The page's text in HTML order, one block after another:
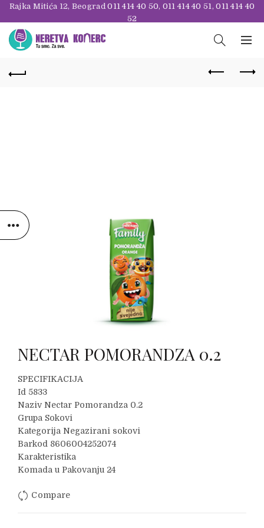
Rajka Mitića 12, Beograd011 414 40 50, 011 414 40 51,011 414 40
52
NECTAR POMORANDZA 0.2
SPECIFIKACIJA
Id 5833
Naziv Nectar Pomorandza 0.2
Grupa Sokovi
Kategorija Negazirani sokovi
Barkod 8606004252074
Karakteristika
Komada u Pakovanju 24
Compare